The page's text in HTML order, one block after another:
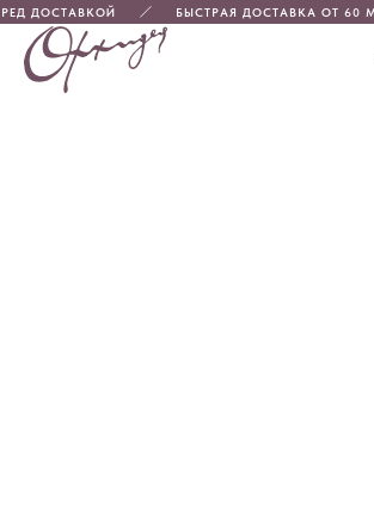
ДОСТАВКОЙ БЫСТРАЯ ДОСТАВКА ОТ 60